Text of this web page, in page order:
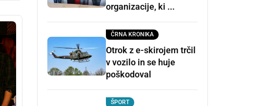
organizacije, ki ...
ČRNA KRONIKA
Otrok z e-skirojem trčil
v vozilo in se huje
poškodoval
ŠPORT